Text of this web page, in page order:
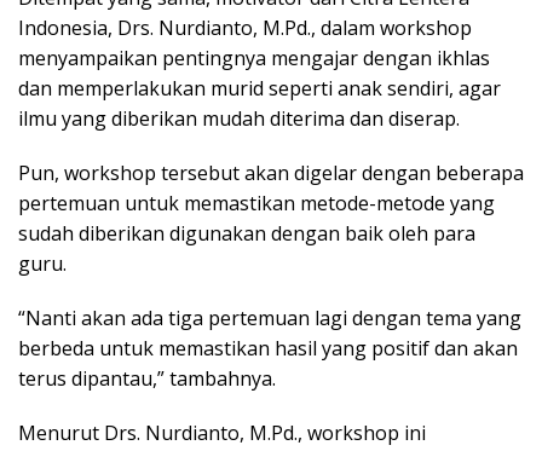
Indonesia, Drs. Nurdianto, M.Pd., dalam workshop
menyampaikan pentingnya mengajar dengan ikhlas
dan memperlakukan murid seperti anak sendiri, agar
ilmu yang diberikan mudah diterima dan diserap.
Pun, workshop tersebut akan digelar dengan beberapa
pertemuan untuk memastikan metode-metode yang
sudah diberikan digunakan dengan baik oleh para
guru.
“Nanti akan ada tiga pertemuan lagi dengan tema yang
berbeda untuk memastikan hasil yang positif dan akan
terus dipantau,” tambahnya.
Menurut Drs. Nurdianto, M.Pd., workshop ini